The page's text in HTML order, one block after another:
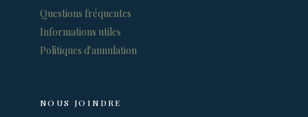
Questions fréquentes
Informations utiles
Politiques d'annulation
NOUS JOINDRE